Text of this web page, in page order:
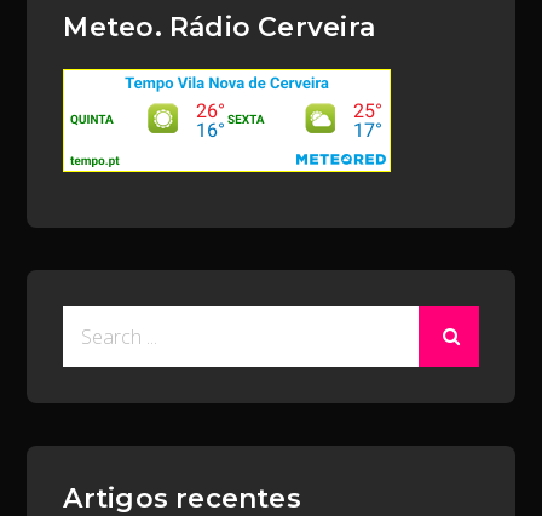
Meteo. Rádio Cerveira
Artigos recentes